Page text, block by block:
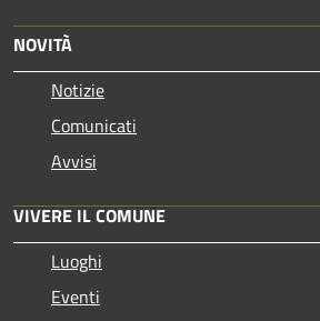
NOVITÀ
Notizie
Comunicati
Avvisi
VIVERE IL COMUNE
Luoghi
Eventi